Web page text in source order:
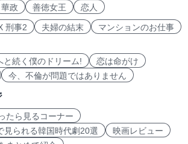
華政 善徳女王 恋人
刑事2 夫婦の結末
マンションのお仕事
と続く僕のドリーム!
恋は命がけ
今、不倫が問題ではありません
たら見るコーナー
見られる韓国時代劇20選
映画レビュー